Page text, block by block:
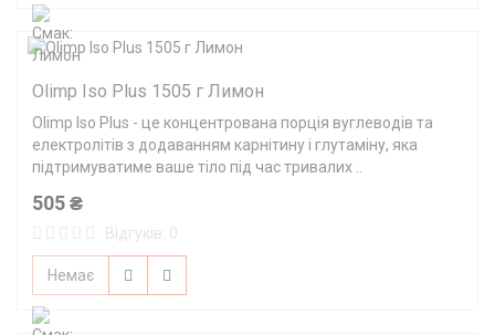
Olimp Iso Plus 1505 г Лимон
Olimp Iso Plus - це концентрована порція вуглеводів та
електролітів з додаванням карнітину і глутаміну, яка
підтримуватиме ваше тіло під час тривалих ..
505 ₴
Відгуків: 0
Немає